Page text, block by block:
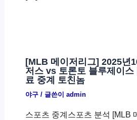
[MLB 메이저리그] 2025년
저스 vs 토론토 블루제이
료 중계 토친놈
야구/ 글쓴이 admin
스포츠 중계스포츠 분석 [MLB